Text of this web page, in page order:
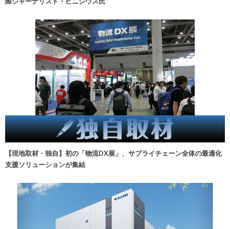
【現地取材・独自】初の「物流DX展」、サプライチェーン全体の最適化
支援ソリューションが集結